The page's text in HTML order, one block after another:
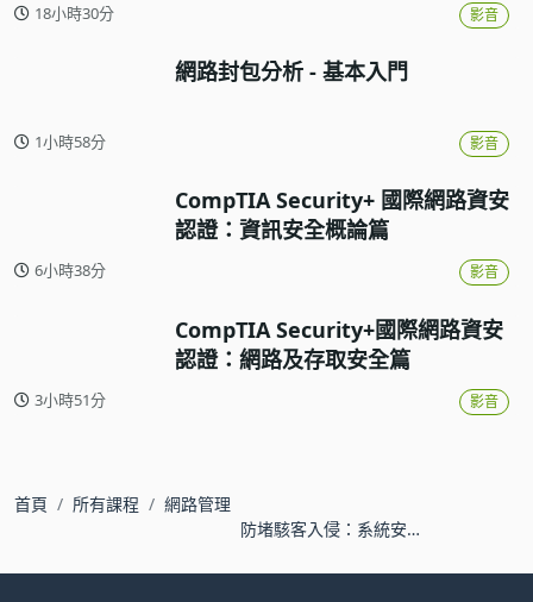
18小時30分 影音
網路封包分析 - 基本入門
1小時58分 影音
CompTIA Security+ 國際網路資安
認證：資訊安全概論篇
6小時38分 影音
CompTIA Security+國際網路資安
認證：網路及存取安全篇
3小時51分 影音
首頁 所有課程
網路管理
防堵駭客入侵：系統安